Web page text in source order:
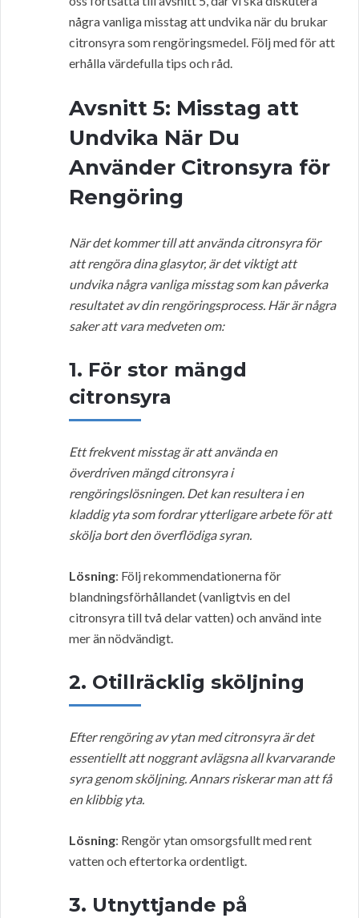
några vanliga misstag att undvika när du brukar
citronsyra som rengöringsmedel. Följ med för att
erhålla värdefulla tips och råd.
Avsnitt 5: Misstag att
Undvika När Du
Använder Citronsyra för
Rengöring
När det kommer till att använda citronsyra för
att rengöra dina glasytor, är det viktigt att
undvika några vanliga misstag som kan påverka
resultatet av din rengöringsprocess. Här är några
saker att vara medveten om:
1. För stor mängd
citronsyra
Ett frekvent misstag är att använda en
överdriven mängd citronsyra i
rengöringslösningen. Det kan resultera i en
kladdig yta som fordrar ytterligare arbete för att
skölja bort den överflödiga syran.
Lösning: Följ rekommendationerna för
blandningsförhållandet (vanligtvis en del
citronsyra till två delar vatten) och använd inte
mer än nödvändigt.
2. Otillräcklig sköljning
Efter rengöring av ytan med citronsyra är det
essentiellt att noggrant avlägsna all kvarvarande
syra genom sköljning. Annars riskerar man att få
en klibbig yta.
Lösning: Rengör ytan omsorgsfullt med rent
vatten och eftertorka ordentligt.
3. Utnyttjande på